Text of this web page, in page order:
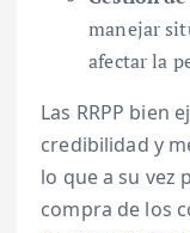
manejar
afectar la
Las RRPP bien
credibilidad y
lo que a su vez
compra de los